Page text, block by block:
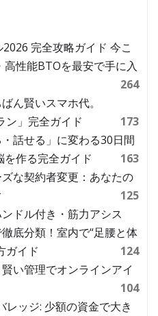
完全攻略ガイド 今こ
性能BTOを最安で手に入
264
ん賢いスマホ代。
ン」完全ガイド
173
話せる」に変わる30日間
作る完全ガイド
163
な契約者変更：あなたの
125
ドル付き・筋力アシス
底分類！室内で“足腰と体
ガイド
124
い管理でオンラインアイ
104
レッジ: 少額の資金で大き